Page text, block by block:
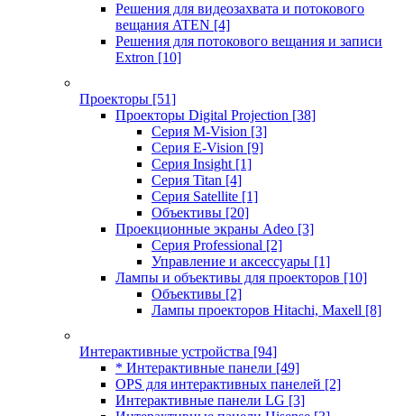
Решения для видеозахвата и потокового
вещания ATEN [4]
Решения для потокового вещания и записи
Extron [10]
Проекторы [51]
Проекторы Digital Projection [38]
Серия M-Vision [3]
Серия E-Vision [9]
Серия Insight [1]
Серия Titan [4]
Серия Satellite [1]
Объективы [20]
Проекционные экраны Adeo [3]
Серия Professional [2]
Управление и аксессуары [1]
Лампы и объективы для проекторов [10]
Объективы [2]
Лампы проекторов Hitachi, Maxell [8]
Интерактивные устройства [94]
* Интерактивные панели [49]
OPS для интерактивных панелей [2]
Интерактивные панели LG [3]